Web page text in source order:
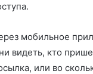
мобильное
видеть, кто
или во